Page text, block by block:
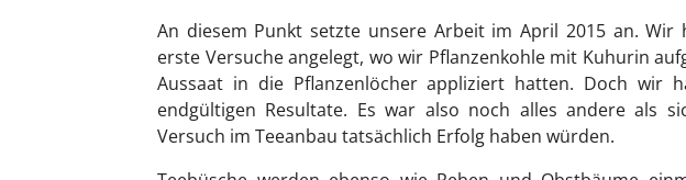
An diesem Punkt setzte unsere Arbeit im April 2015 an.
erste Versuche angelegt, wo wir Pflanzenkohle mit Kuhurin
Aussaat in die Pflanzenlöcher appliziert hatten. Doch wir
endgültigen Resultate. Es war also noch alles andere als
Versuch im Teeanbau tatsächlich Erfolg haben würden.